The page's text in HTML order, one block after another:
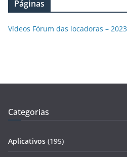
Páginas
Vídeos Fórum das locadoras – 2023
Categorias
Aplicativos (195)